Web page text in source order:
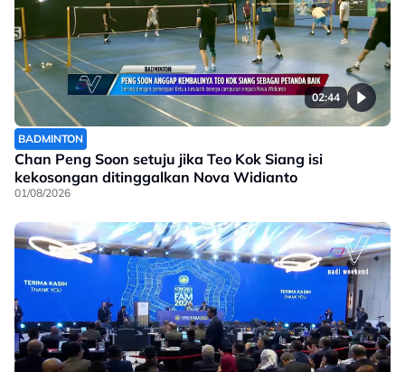
02:44
BADMINTON
Chan Peng Soon setuju jika Teo Kok Siang isi
kekosongan ditinggalkan Nova Widianto
01/08/2026